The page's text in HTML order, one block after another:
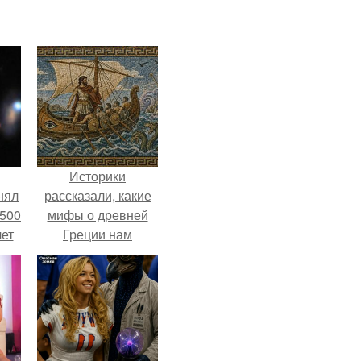
Историки
рассказали, какие
мифы о древней
Греции нам
навязало кино.